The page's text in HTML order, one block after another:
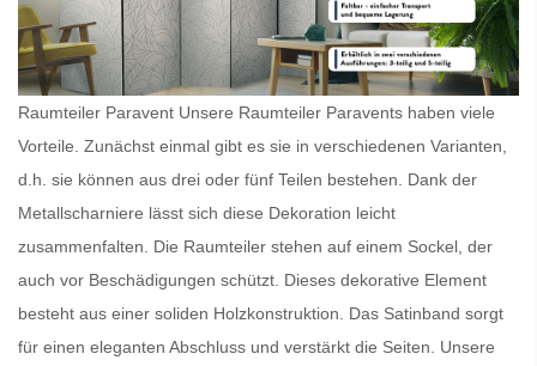
Raumteiler Paravent Unsere Raumteiler Paravents haben viele
Vorteile. Zunächst einmal gibt es sie in verschiedenen Varianten,
d.h. sie können aus drei oder fünf Teilen bestehen. Dank der
Metallscharniere lässt sich diese Dekoration leicht
zusammenfalten. Die Raumteiler stehen auf einem Sockel, der
auch vor Beschädigungen schützt. Dieses dekorative Element
besteht aus einer soliden Holzkonstruktion. Das Satinband sorgt
für einen eleganten Abschluss und verstärkt die Seiten. Unsere